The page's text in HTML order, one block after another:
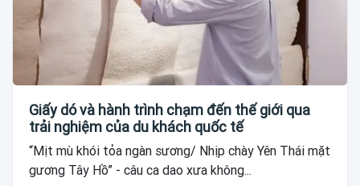
Giấy dó và hành trình chạm đến thế giới qua
trải nghiệm của du khách quốc tế
“Mịt mù khói tỏa ngàn sương/ Nhịp chày Yên Thái mặt
gương Tây Hồ” - câu ca dao xưa không...